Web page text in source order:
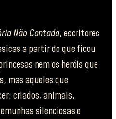
Não Contada, escritores
a partir do que ficou
nem os heróis que
mas aqueles que
criados, animais,
silenciosas e